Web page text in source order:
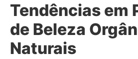
Tendências em
de Beleza
Naturais